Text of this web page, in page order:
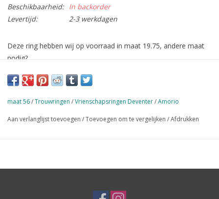
Beschikbaarheid: In backorder
Levertijd:
2-3 werkdagen
Deze ring hebben wij op voorraad in maat 19.75, andere maat
nodig?
Deze bestellen wij graag voor u, levertijd 1-2 dagen.
maat 56/Trouwringen /Vrienschapsringen Deventer/Amorio
Aan verlanglijst toevoegen /Toevoegen om te vergelijken /Afdrukken